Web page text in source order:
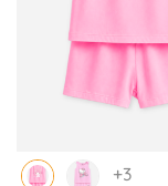
+3